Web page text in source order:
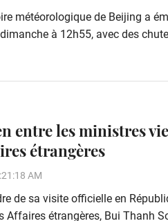
météorologique de Beijing a
à 12h55, avec des
entre les ministres
étrangères
AM
de sa visite officielle en
Affaires étrangères, Bui Thanh